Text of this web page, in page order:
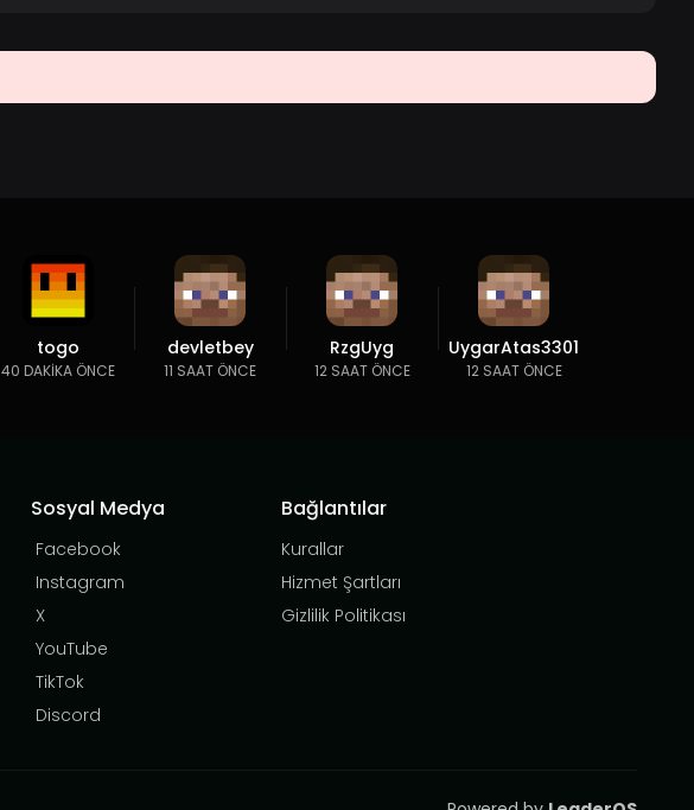
togo
40 DAKIKA ÖNCE
devletbey
11 SAAT ÖNCE
RzgUyg
12 SAAT ÖNCE
UygarAtas3301
12 SAAT ÖNCE
Sosyal Medya
Facebook
Instagram
X
YouTube
TikTok
Discord
Bağlantılar
Kurallar
Hizmet Şartları
Gizlilik Politikası